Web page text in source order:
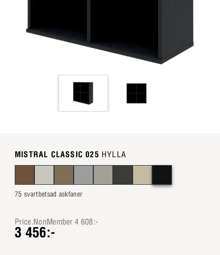
MISTRAL CLASSIC 025 HYLLA
75 svartbetsad askfaner
Price.NonMember 4 608:-
3 456:-